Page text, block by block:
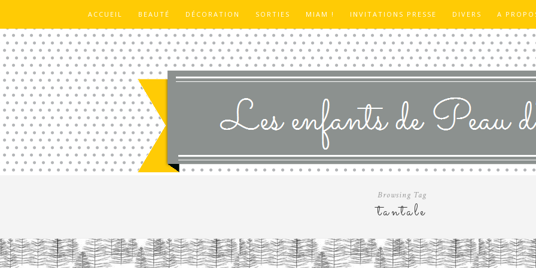
ACCUEIL BEAUTÉ DÉCORATION SORTIES MIAM ! INVITATIONS PRESSE DIVERS A
Browsing Tag
tantale